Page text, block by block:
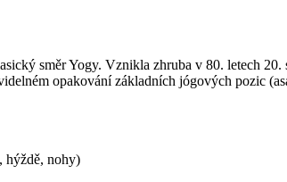
směr Yogy. Vznikla zhruba v 80. letech
opakování základních jógových pozic
hýždě, nohy)